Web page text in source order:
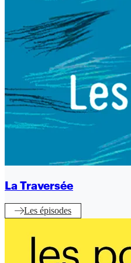
La Traversée
Les épisodes